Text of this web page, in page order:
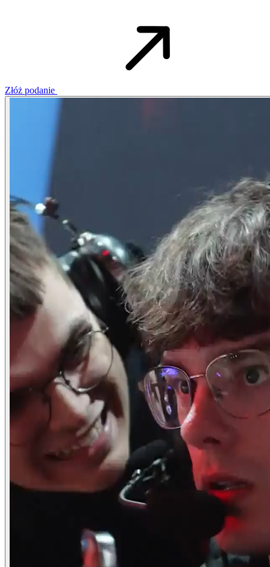
Złóż podanie